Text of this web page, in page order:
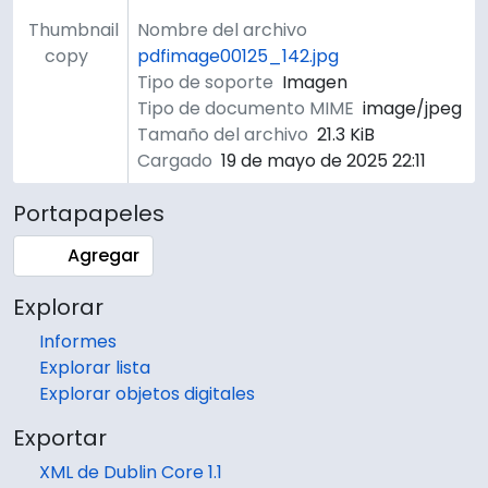
Thumbnail
copy
Nombre del archivo
pdfimage00125_142.jpg
Tipo de soporte Imagen
Tipo de documento MIME image/jpeg
Tamaño del archivo 21.3 KiB
Cargado 19 de mayo de 2025 22:11
Portapapeles
Agregar
Explorar
Informes
Explorar lista
Explorar objetos digitales
Exportar
XML de Dublin Core 1.1